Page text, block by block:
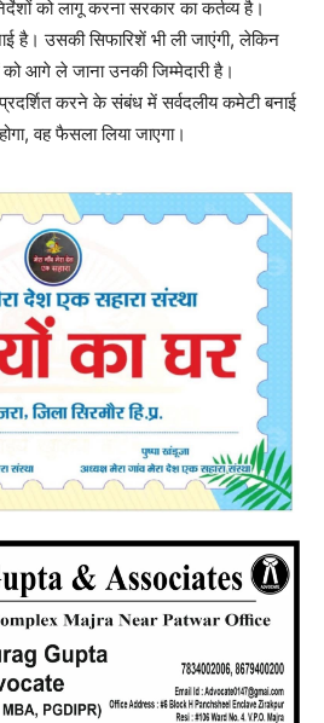
को लागू करना सरकार का कर्तव्य है।
है। उसकी सिफारिशें भी ली जाएंगी, लेकिन
आगे ले जाना उनकी जिम्मेदारी है।
करने के संबंध में सर्वदलीय कमेटी बनाई
वह फैसला लिया जाएगा।